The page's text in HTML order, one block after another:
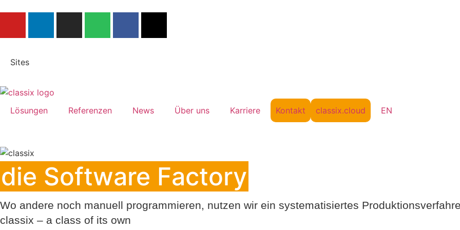
Sites
Lösungen Referenzen News Über uns Karriere Kontakt classix.cloud EN
die Software Factory
Wo andere noch manuell programmieren, nutzen wir ein systematisiertes
classix – a class of its own